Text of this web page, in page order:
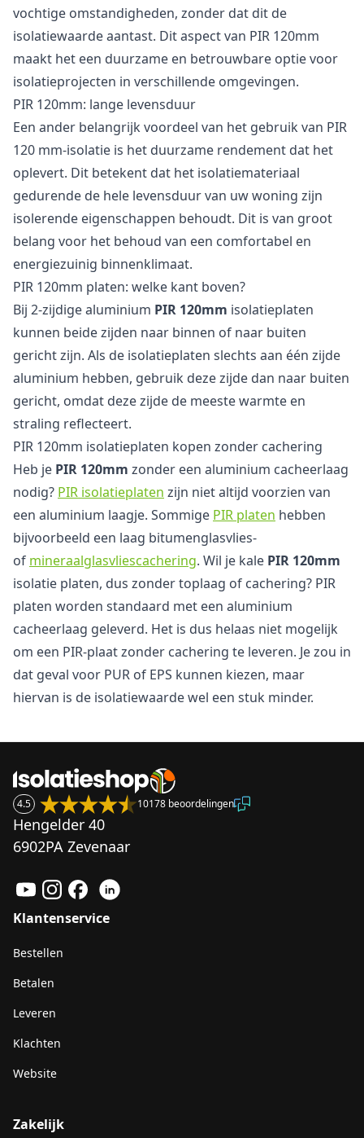
vochtige omstandigheden, zonder dat dit de
isolatiewaarde aantast. Dit aspect van PIR 120mm
maakt het een duurzame en betrouwbare optie voor
isolatieprojecten in verschillende omgevingen.
PIR 120mm: lange levensduur
Een ander belangrijk voordeel van het gebruik van PIR
120 mm-isolatie is het duurzame rendement dat het
oplevert. Dit betekent dat het isolatiemateriaal
gedurende de hele levensduur van uw woning zijn
isolerende eigenschappen behoudt. Dit is van groot
belang voor het behoud van een comfortabel en
energiezuinig binnenklimaat.
PIR 120mm platen: welke kant boven?
Bij 2-zijdige aluminium PIR 120mm isolatieplaten
kunnen beide zijden naar binnen of naar buiten
gericht zijn. Als de isolatieplaten slechts aan één zijde
aluminium hebben, gebruik deze zijde dan naar buiten
gericht, omdat deze zijde de meeste warmte en
straling reflecteert.
PIR 120mm isolatieplaten kopen zonder cachering
Heb je PIR 120mm zonder een aluminium cacheerlaag
nodig? PIR isolatieplaten zijn niet altijd voorzien van
een aluminium laagje. Sommige PIR platen hebben
bijvoorbeeld een laag bitumenglasvlies-
of mineraalglasvliescachering. Wil je kale PIR 120mm
isolatie platen, dus zonder toplaag of cachering? PIR
platen worden standaard met een aluminium
cacheerlaag geleverd. Het is dus helaas niet mogelijk
om een PIR-plaat zonder cachering te leveren. Je zou in
dat geval voor PUR of EPS kunnen kiezen, maar
hiervan is de isolatiewaarde wel een stuk minder.
4.5 10178 beoordelingen
Hengelder 40
6902PA Zevenaar
Klantenservice
Bestellen
Betalen
Leveren
Klachten
Website
Zakelijk